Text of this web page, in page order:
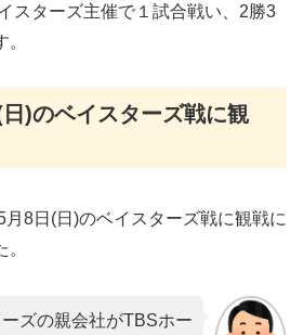
スターズ主催で１試合戦い、2勝3
)のベイスターズ戦に観
8日(日)のベイスターズ戦に観戦に
ズの親会社がTBSホー